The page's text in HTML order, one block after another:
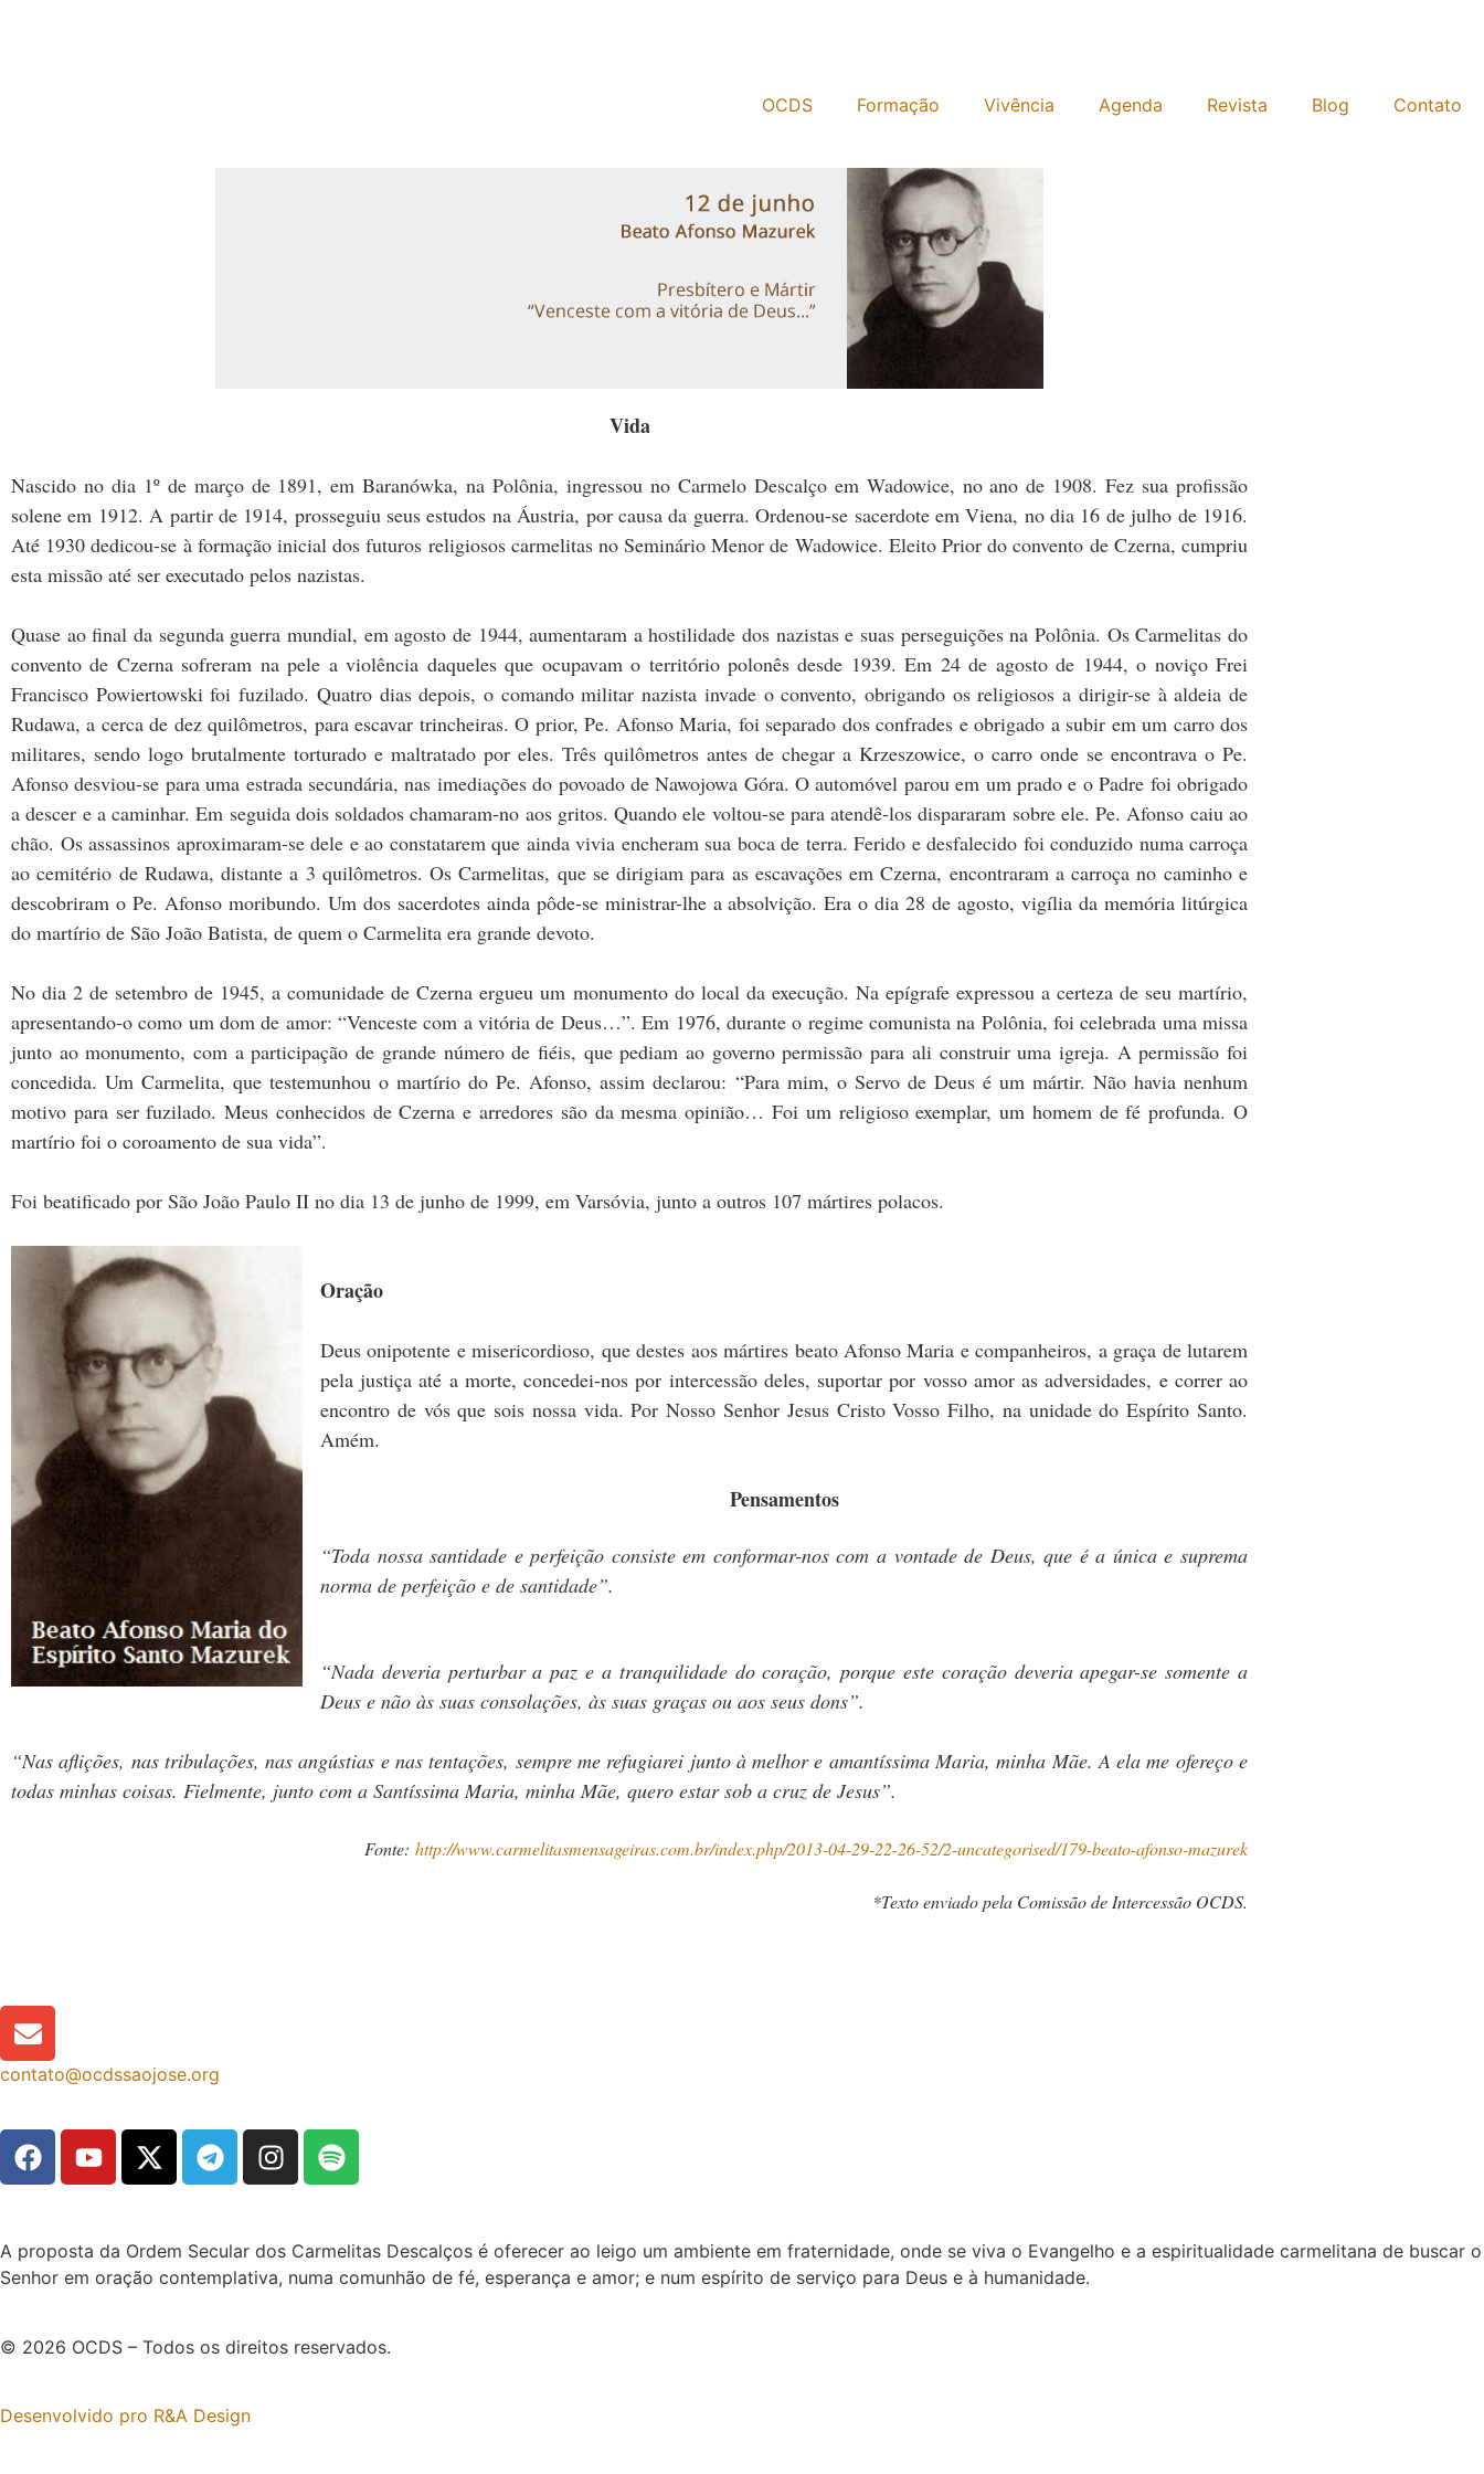
OCDS Formação Vivência Agenda Revista Blog Contato
Vida
Nascido no dia 1º de março de 1891, em Baranówka, na Polônia, ingressou no Carmelo Descalço em Wadowice, no ano de 1908. Fez sua profissão
solene em 1912. A partir de 1914, prosseguiu seus estudos na Áustria, por causa da guerra. Ordenou-se sacerdote em Viena, no dia 16 de julho de 1916.
Até 1930 dedicou-se à formação inicial dos futuros religiosos carmelitas no Seminário Menor de Wadowice. Eleito Prior do convento de Czerna, cumpriu
esta missão até ser executado pelos nazistas.
Quase ao final da segunda guerra mundial, em agosto de 1944, aumentaram a hostilidade dos nazistas e suas perseguições na Polônia. Os Carmelitas do
convento de Czerna sofreram na pele a violência daqueles que ocupavam o território polonês desde 1939. Em 24 de agosto de 1944, o noviço Frei
Francisco Powiertowski foi fuzilado. Quatro dias depois, o comando militar nazista invade o convento, obrigando os religiosos a dirigir-se à aldeia de
Rudawa, a cerca de dez quilômetros, para escavar trincheiras. O prior, Pe. Afonso Maria, foi separado dos confrades e obrigado a subir em um carro dos
militares, sendo logo brutalmente torturado e maltratado por eles. Três quilômetros antes de chegar a Krzeszowice, o carro onde se encontrava o Pe.
Afonso desviou-se para uma estrada secundária, nas imediações do povoado de Nawojowa Góra. O automóvel parou em um prado e o Padre foi obrigado
a descer e a caminhar. Em seguida dois soldados chamaram-no aos gritos. Quando ele voltou-se para atendê-los dispararam sobre ele. Pe. Afonso caiu ao
chão. Os assassinos aproximaram-se dele e ao constatarem que ainda vivia encheram sua boca de terra. Ferido e desfalecido foi conduzido numa carroça
ao cemitério de Rudawa, distante a 3 quilômetros. Os Carmelitas, que se dirigiam para as escavações em Czerna, encontraram a carroça no caminho e
descobriram o Pe. Afonso moribundo. Um dos sacerdotes ainda pôde-se ministrar-lhe a absolvição. Era o dia 28 de agosto, vigília da memória litúrgica
do martírio de São João Batista, de quem o Carmelita era grande devoto.
No dia 2 de setembro de 1945, a comunidade de Czerna ergueu um monumento do local da execução. Na epígrafe expressou a certeza de seu martírio,
apresentando-o como um dom de amor: “Venceste com a vitória de Deus…”. Em 1976, durante o regime comunista na Polônia, foi celebrada uma missa
junto ao monumento, com a participação de grande número de fiéis, que pediam ao governo permissão para ali construir uma igreja. A permissão foi
concedida. Um Carmelita, que testemunhou o martírio do Pe. Afonso, assim declarou: “Para mim, o Servo de Deus é um mártir. Não havia nenhum
motivo para ser fuzilado. Meus conhecidos de Czerna e arredores são da mesma opinião… Foi um religioso exemplar, um homem de fé profunda. O
martírio foi o coroamento de sua vida”.
Foi beatificado por São João Paulo II no dia 13 de junho de 1999, em Varsóvia, junto a outros 107 mártires polacos.
Oração
Deus onipotente e misericordioso, que destes aos mártires beato Afonso Maria e companheiros, a graça de lutarem
pela justiça até a morte, concedei-nos por intercessão deles, suportar por vosso amor as adversidades, e correr ao
encontro de vós que sois nossa vida. Por Nosso Senhor Jesus Cristo Vosso Filho, na unidade do Espírito Santo.
Amém.
Pensamentos
“Toda nossa santidade e perfeição consiste em conformar-nos com a vontade de Deus, que é a única e suprema
norma de perfeição e de santidade”.
“Nada deveria perturbar a paz e a tranquilidade do coração, porque este coração deveria apegar-se somente a
Deus e não às suas consolações, às suas graças ou aos seus dons”.
“Nas aflições, nas tribulações, nas angústias e nas tentações, sempre me refugiarei junto à melhor e amantíssima Maria, minha Mãe. A ela me ofereço e
todas minhas coisas. Fielmente, junto com a Santíssima Maria, minha Mãe, quero estar sob a cruz de Jesus”.
Fonte: http://www.carmelitasmensageiras.com.br/index.php/2013-04-29-22-26-52/2-uncategorised/179-beato-afonso-mazurek
*Texto enviado pela Comissão de Intercessão OCDS.
contato@ocdssaojose.org
A proposta da Ordem Secular dos Carmelitas Descalços é oferecer ao leigo um ambiente em fraternidade, onde se viva o Evangelho e a espiritualidade carmelitana de buscar o
Senhor em oração contemplativa, numa comunhão de fé, esperança e amor; e num espírito de serviço para Deus e à humanidade.
© 2026 OCDS – Todos os direitos reservados.
Desenvolvido pro R&A Design